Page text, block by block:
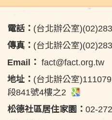
電話： (台北辦公室
傳真： (台北辦公室
Email： fact@fact.org.tw
地址： (台北辦公室
段841號4樓之2
松德社區居住家園： 02-